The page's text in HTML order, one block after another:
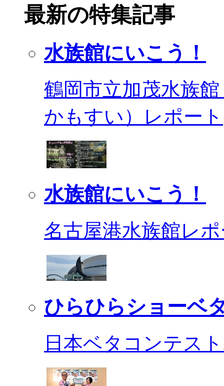
最新の特集記事
水族館にいこう！
鶴岡市立加茂水族
かもすい）レポート
水族館にいこう！
名古屋港水族館レ
ひらひらショーベ
日本ベタコンテス